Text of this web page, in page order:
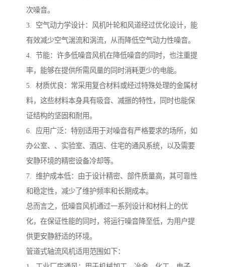
次噪音。
3. 空气动力学设计：风机叶轮和风道经过优化设计，能
有效减少空气湍流和涡流，从而降低空气动力性噪音。
4. 节能：许多低噪音风机在降低噪音的同时，也注重提
率，能够在提供所需风量的同时消耗更少的电能。
5. 材质优良：常采用复合材料或经过特殊处理的金属材
料，这些材料本身具有吸音、减振的特性，同时也能保
证结构的坚固和耐用。
6. 应用广泛：特别适用于对噪音有严格要求的场所，如
办公室、、实验室、酒店、住宅的通风系统，以及需要
安静环境的精密设备冷却等。
7. 维护成本低：由于设计精密、部件质量高，其可靠性
和稳定性，减少了维护频率和长期成本。
总而言之，低噪音风机通过一系列设计和材料上的优
化，在保证性能的同时，将运行噪音降至低，为用户提
供更安静舒适的环境。
管道式轴流风机适用范围如下：